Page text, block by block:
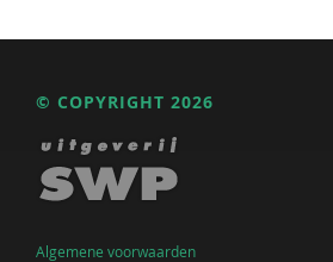
© COPYRIGHT 2026
Algemene voorwaarden